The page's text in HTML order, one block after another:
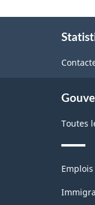
la
Toutes
Thèmes
sujets
Emplois